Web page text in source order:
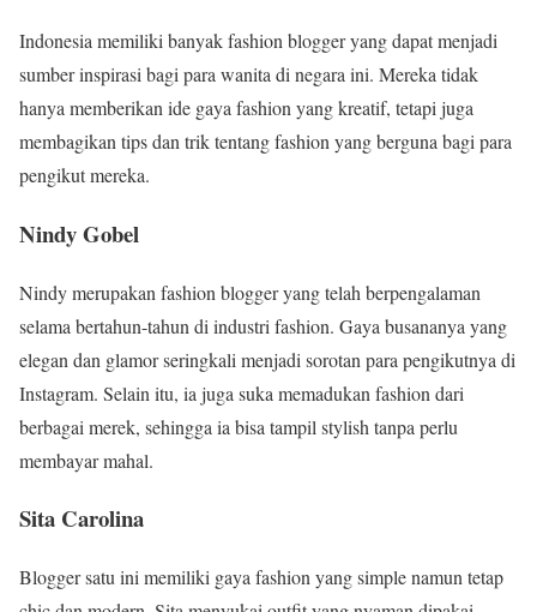
Indonesia memiliki banyak fashion blogger yang dapat menjadi
sumber inspirasi bagi para wanita di negara ini. Mereka tidak
hanya memberikan ide gaya fashion yang kreatif, tetapi juga
membagikan tips dan trik tentang fashion yang berguna bagi para
pengikut mereka.
Nindy Gobel
Nindy merupakan fashion blogger yang telah berpengalaman
selama bertahun-tahun di industri fashion. Gaya busananya yang
elegan dan glamor seringkali menjadi sorotan para pengikutnya di
Instagram. Selain itu, ia juga suka memadukan fashion dari
berbagai merek, sehingga ia bisa tampil stylish tanpa perlu
membayar mahal.
Sita Carolina
Blogger satu ini memiliki gaya fashion yang simple namun tetap